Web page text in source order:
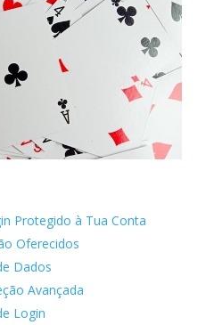
Protegido à Tua Conta
Oferecidos
Dados
Avançada
Login